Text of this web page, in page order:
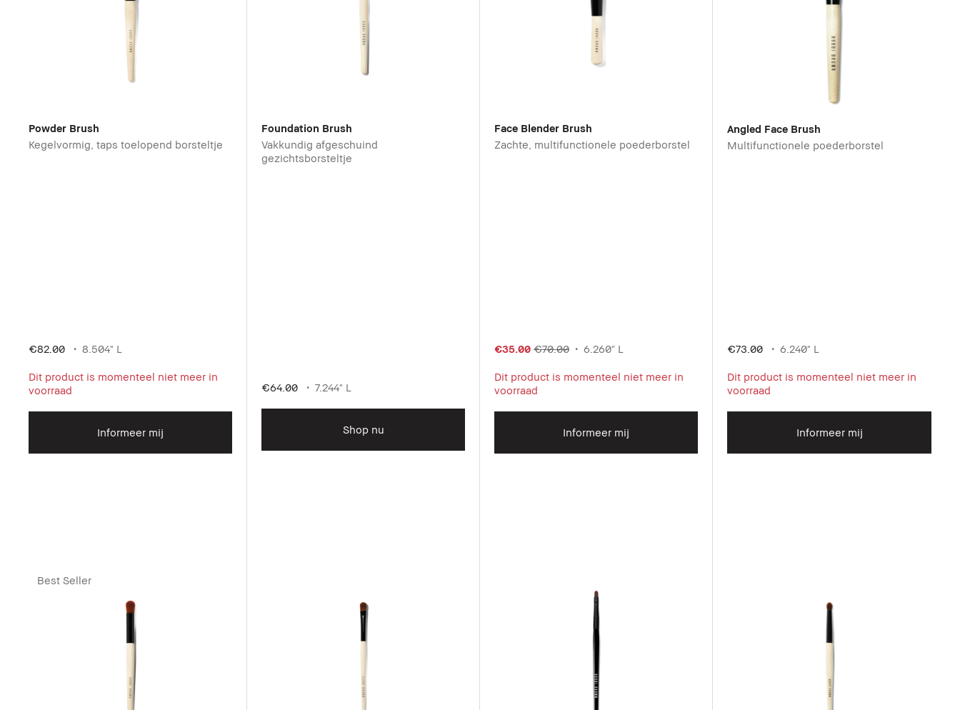
Powder Brush
Kegelvormig, taps toelopend borsteltje
€82.00 8.504" L
Dit product is momenteel niet meer in
voorraad
Informeer mij
Foundation Brush
Vakkundig afgeschuind
gezichtsborsteltje
€64.00 7.244" L
Shop nu
Face Blender Brush
Zachte, multifunctionele poederborstel
€35.00 €70.00 6.260" L
Dit product is momenteel niet meer in
voorraad
Informeer mij
Angled Face Brush
Multifunctionele poederborstel
€73.00 6.240" L
Dit product is momenteel niet meer in
voorraad
Informeer mij
Best Seller